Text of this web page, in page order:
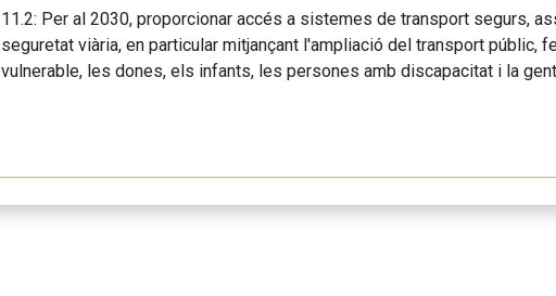
11.2: Per al 2030, proporcionar accés a sistemes de transport segurs,
seguretat viària, en particular mitjançant l'ampliació del transport
vulnerable, les dones, els infants, les persones amb discapacitat i la